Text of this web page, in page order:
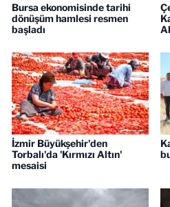
Bursa ekonomisinde tarihi
dönüşüm hamlesi resmen
başladı
İzmir Büyükşehir'den
Torbalı'da 'Kırmızı Altın'
mesaisi